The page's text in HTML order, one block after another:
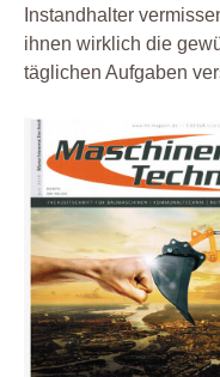
Instandhalter
ihnen wirklich die
täglichen Aufgaben